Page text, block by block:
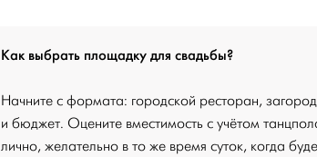
Как выбрать площадку для свадьбы?
Начните с формата: городской ресторан,
и бюджет. Оцените вместимость с учётом
лично, желательно в то же время суток, когда